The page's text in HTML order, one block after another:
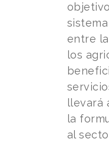
entre
los
llevará
la
al